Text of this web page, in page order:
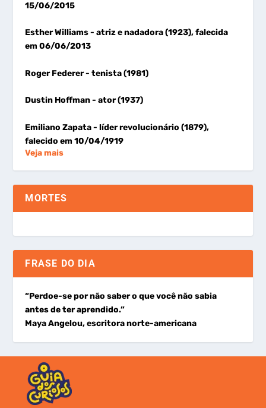
15/06/2015
Esther Williams- atriz e nadadora (1923), falecida
em 06/06/2013
Roger Federer- tenista (1981)
Dustin Hoffman- ator (1937)
Emiliano Zapata- líder revolucionário (1879),
falecido em 10/04/1919
Veja mais
MORTES
FRASE DO DIA
“Perdoe-se por não saber o que você não sabia
antes de ter aprendido.”
Maya Angelou, escritora norte-americana